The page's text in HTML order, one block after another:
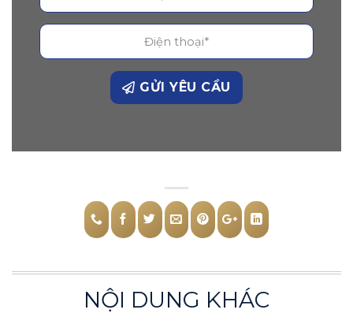
GỬI YÊU CẦU
NỘI DUNG KHÁC